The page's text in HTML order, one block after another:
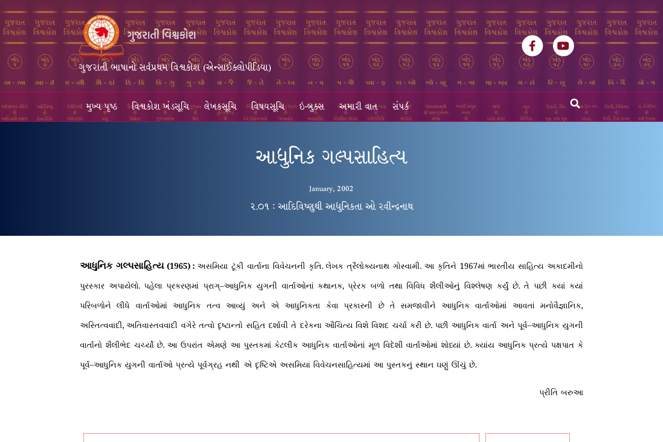
ગુજરાતી ભાષાનો સર્વપ્રથમ વિશ્વકોશ (એન્સાઈક્લોપીડિયા)
FacebookYoutube
મુખ્ય પૃષ્ઠ વિશ્વકોશ ખંડસૂચિ લેખકસૂચિ વિષયસૂચિ ઇ-બુક્સ અમારી વાત સંપર્ક
આધુનિક ગલ્પસાહિત્ય
January, 2002
૨.૦૧ : આદિવિષ્ણુથી આધુનિકતા ઓ રવીન્દ્રનાથ
આધુનિક ગલ્પસાહિત્ય(1965) : અસમિયા ટૂંકી વાર્તાના વિવેચનની કૃતિ.લેખક ત્રૈલોક્યનાથ ગોસ્વામી. આ કૃતિને 1967માં ભારતીય સાહિત્ય અકાદમીનો
પુરસ્કાર અપાયેલો. પહેલા પ્રકરણમાં પ્રાગ્–આધુનિક યુગની વાર્તાઓનાં કથાનક, પ્રેરક બળો તથા વિવિધ શૈલીઓનું વિશ્લેષણ કર્યું છે. તે પછી કયાં કયાં
પરિબળોને લીધે વાર્તાઓમાં આધુનિક તત્વ આવ્યું અને એ આધુનિકતા કેવા પ્રકારની છે તે સમજાવીને આધુનિક વાર્તાઓમાં આવતાં મનોવૈજ્ઞાનિક,
અસ્તિત્વવાદી,અતિવાસ્તવવાદી વગેરે તત્વો દૃષ્ટાન્તો સહિત દર્શાવી તે દરેકના ઔચિત્ય વિશે વિશદ ચર્ચા કરી છે. પછી આધુનિક વાર્તા અને પૂર્વ–આધુનિક યુગની
વાર્તાનો શૈલીભેદ ચર્ચ્યો છે.આ ઉપરાંત એમણે આ પુસ્તકમાં કેટલીક આધુનિક વાર્તાઓનાં મૂળ વિદેશી વાર્તાઓમાં શોધ્યાં છે. ક્યાંય આધુનિક પ્રત્યે પક્ષપાત કે
પૂર્વ–આધુનિક યુગની વાર્તાઓ પ્રત્યે પૂર્વગ્રહ નથી એ દૃષ્ટિએ અસમિયા વિવેચનસાહિત્યમાં આ પુસ્તકનું સ્થાન ઘણું ઊંચું છે.
પ્રીતિ બરુઆ